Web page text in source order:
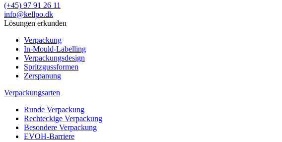
(+45) 97 91 26 11
info@kellpo.dk
Lösungen erkunden
Verpackung
In-Mould-Labelling
Verpackungsdesign
Spritzgussformen
Zerspanung
Verpackungsarten
Runde Verpackung
Rechteckige Verpackung
Besondere Verpackung
EVOH-Barriere